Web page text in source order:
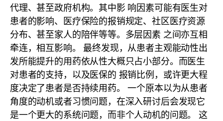
代理、甚至政府机构。其中影 响因素可能有医生对
患者的影响、医疗保险的报销规定、社区医疗资源
分布、甚至家人的陪伴等等。多层因素 之间亦互相
牵连，相互影响。 最终发现，从患者主观能动性出
发所能提升的用药依从性大概只占小部分。而医生
对患者的支持，以及医保的 报销比例，或许更大程
度决定了患者是否持续用药。 一个原本以为从患者
角度的动机或者习惯问题，在深入研讨后会发现它
是一个更大的系统问题，而非个人动机的问题。 这